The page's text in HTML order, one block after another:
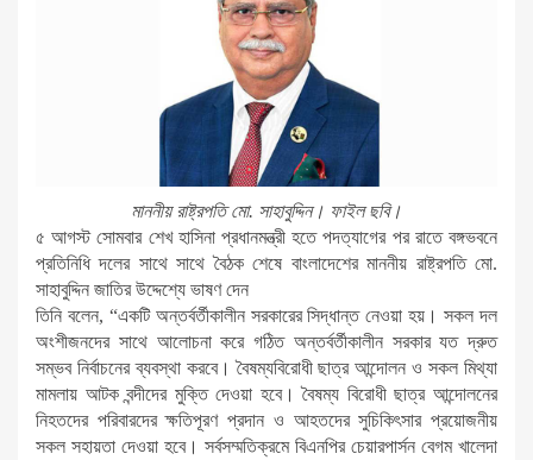
মাননীয় রাষ্ট্রপতি মো. সাহাবুদ্দিন। ফাইল ছবি।
৫ আগস্ট সোমবার শেখ হাসিনা প্রধানমন্ত্রী হতে পদত্যাগের পর রাতে বঙ্গভবনে
প্রতিনিধি দলের সাথে সাথে বৈঠক শেষে বাংলাদেশের মাননীয় রাষ্ট্রপতি মো.
সাহাবুদ্দিন জাতির উদ্দেশ্যে ভাষণ দেন
তিনি বলেন, “একটি অন্তর্বর্তীকালীন সরকারের সিদ্ধান্ত নেওয়া হয়। সকল দল
অংশীজনদের সাথে আলোচনা করে গঠিত অন্তর্বর্তীকালীন সরকার যত দ্রুত
সম্ভব নির্বাচনের ব্যবস্থা করবে। বৈষম্যবিরোধী ছাত্র আন্দোলন ও সকল মিথ্যা
মামলায় আটক বন্দীদের মুক্তি দেওয়া হবে। বৈষম্য বিরোধী ছাত্র আন্দোলনের
নিহতদের পরিবারদের ক্ষতিপূরণ প্রদান ও আহতদের সুচিকিৎসার প্রয়োজনীয়
সকল সহায়তা দেওয়া হবে। সর্বসম্মতিক্রমে বিএনপির চেয়ারপার্সন বেগম খালেদা